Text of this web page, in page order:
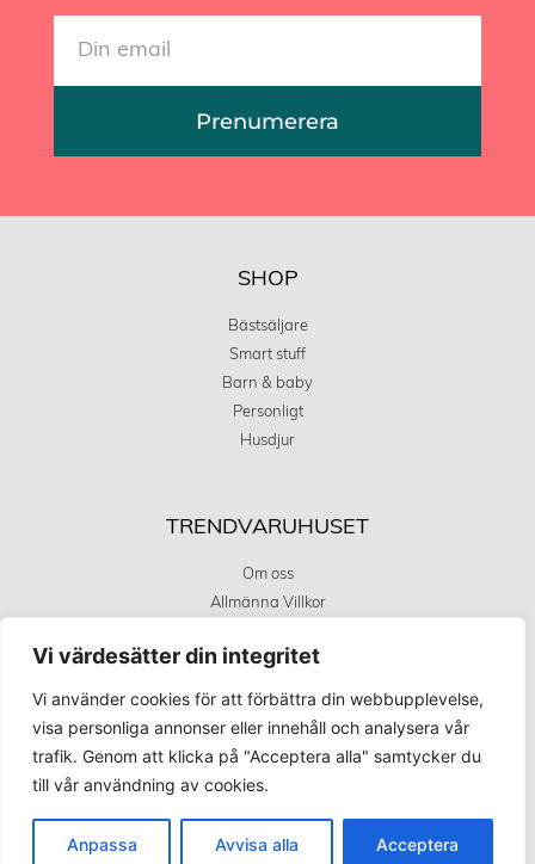
Vi värdesätter din integritet
Vi använder cookies för att förbättra din webbupplevelse,
visa personliga annonser eller innehåll och analysera vår
trafik. Genom att klicka på "Acceptera alla" samtycker du
till vår användning av cookies.
Anpassa Avvisa alla Acceptera
Prenumerera
SHOP
Bästsäljare
Smart stuff
Barn & baby
Personligt
Husdjur
TRENDVARUHUSET
Om oss
Allmänna Villkor
Kundservice
Covid 19 uppdatering
KÖPINFORMATION
Betalningsalternativ
Frakt och leverans